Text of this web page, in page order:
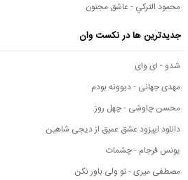
محمود التركي - عاشق مجنون
جدیدترین ها در نکست وان
شدو - ای وای
مهدی جهانی - دیوونه بودم
محسن چاوشی - چهل روز
دانلود اپیزود عشق عمیق از دیجی شاهین
یونس فرجام - چشمات
مصطفی میری - تو ولی باور نکن